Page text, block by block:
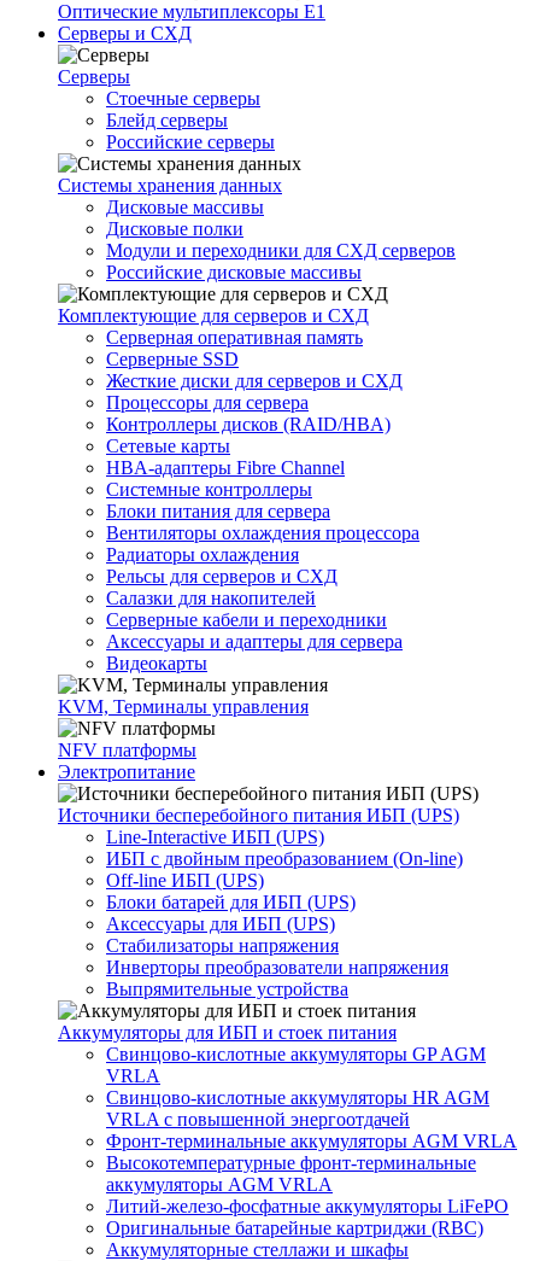
Оптические мультиплексоры Е1
Серверы и СХД
Серверы
Стоечные серверы
Блейд серверы
Российские серверы
Системы хранения данных
Дисковые массивы
Дисковые полки
Модули и переходники для СХД серверов
Российские дисковые массивы
Комплектующие для серверов и СХД
Серверная оперативная память
Серверные SSD
Жесткие диски для серверов и СХД
Процессоры для сервера
Контроллеры дисков (RAID/HBA)
Сетевые карты
HBA-адаптеры Fibre Channel
Системные контроллеры
Блоки питания для сервера
Вентиляторы охлаждения процессора
Радиаторы охлаждения
Рельсы для серверов и СХД
Салазки для накопителей
Серверные кабели и переходники
Аксессуары и адаптеры для сервера
Видеокарты
KVM, Терминалы управления
NFV платформы
Электропитание
Источники бесперебойного питания ИБП (UPS)
Line-Interactive ИБП (UPS)
ИБП с двойным преобразованием (On-line)
Off-line ИБП (UPS)
Блоки батарей для ИБП (UPS)
Аксессуары для ИБП (UPS)
Стабилизаторы напряжения
Инверторы преобразователи напряжения
Выпрямительные устройства
Аккумуляторы для ИБП и стоек питания
Свинцово-кислотные аккумуляторы GP AGM
VRLA
Свинцово-кислотные аккумуляторы HR AGM
VRLA с повышенной энергоотдачей
Фронт-терминальные аккумуляторы AGM VRLA
Высокотемпературные фронт-терминальные
аккумуляторы AGM VRLA
Литий-железо-фосфатные аккумуляторы LiFePO
Оригинальные батарейные картриджи (RBC)
Аккумуляторные стеллажи и шкафы